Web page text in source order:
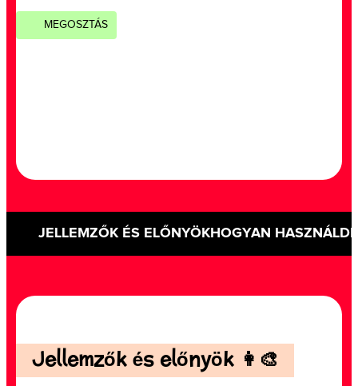
MEGOSZTÁS
JELLEMZŐK ÉS ELŐNYÖKHOGYAN HASZNÁLD
Jellemzők és előnyök 👩‍🎨